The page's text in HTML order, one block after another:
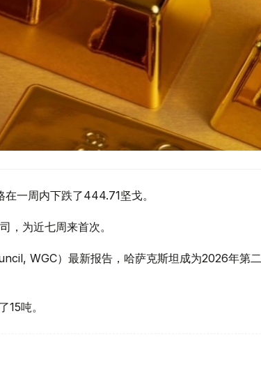
一周内下跌了444.71坚戈。
为近七周来首次。
WGC）最新报告，哈萨克斯坦成为2026年第二
吨。